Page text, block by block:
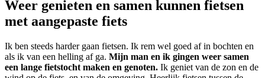
Weer genieten en samen kunnen fietsen
met aangepaste fiets
Ik ben steeds harder gaan fietsen. Ik rem wel goed af in bochten en
als ik van een helling af ga. Mijn man en ik gingen weer samen
een lange fietstocht maken en genoten. Ik geniet van de zon en de